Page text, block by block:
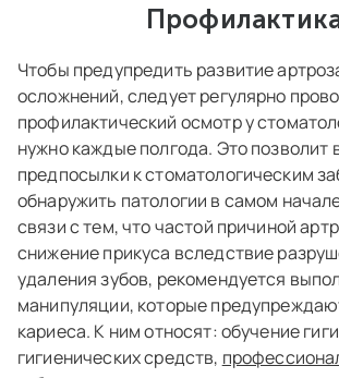
Чтобы предупредить развитие
осложнений, следует регулярно
профилактический осмотр у
нужно каждые полгода. Это позволит
предпосылки к стоматологическим
обнаружить патологии в самом
связи с тем, что частой причиной
снижение прикуса вследствие
удаления зубов, рекомендуется
манипуляции, которые
кариеса. К ним относят: обучение
гигиенических средств,